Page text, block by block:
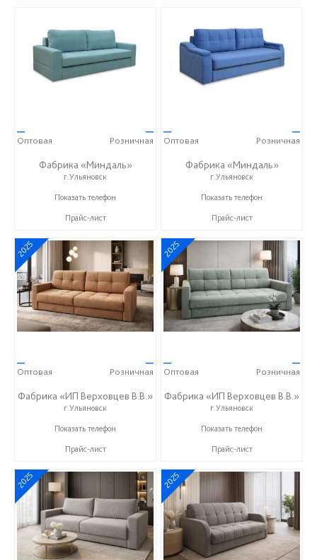
—
Оптовая
—
Розничная
Фабрика «Миндаль»
г.Ульяновск
+7 (927) 630-62-82
Показать телефон
Прайс-лист
—
Оптовая
—
Розничная
Фабрика «Миндаль»
г.Ульяновск
+7 (927) 630-62-82
Показать телефон
Прайс-лист
2025
—
Оптовая
—
Розничная
Фабрика «ИП Верховцев В.В.»
г.Ульяновск
8-987-637-27-82
Показать телефон
Прайс-лист
2025
—
Оптовая
—
Розничная
Фабрика «ИП Верховцев В.В.»
г.Ульяновск
8-987-637-27-82
Показать телефон
Прайс-лист
2025 2025